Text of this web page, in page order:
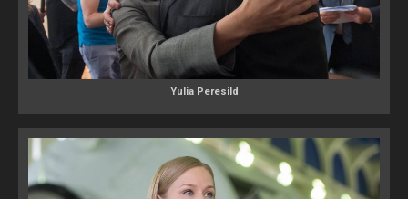
Yulia Peresild